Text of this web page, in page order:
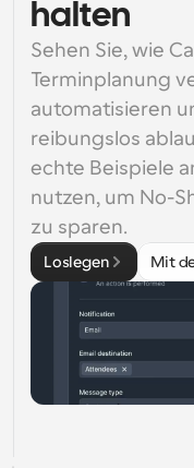
halten
Sehen Sie, wie
Terminplanung
automatisieren
reibungslos
echte Beispiele
nutzen, um No-
zu sparen.
Loslegen Mit